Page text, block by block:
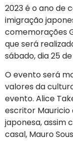
2023 é o ano de
imigração
comemorações
que será
sábado, dia 25
O evento será
valores da
evento. Alice
escritor Mauricio
japonesa, assim
casal, Mauro